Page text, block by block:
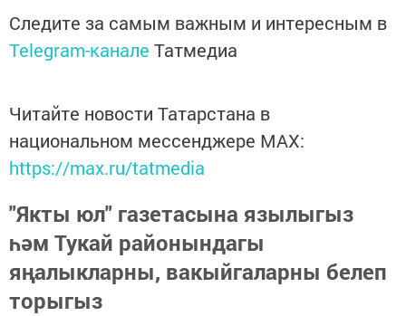
Следите за самым важным и интересным в
Telegram-канале Татмедиа
Читайте новости Татарстана в
национальном мессенджере MАХ:
https://max.ru/tatmedia
"Якты юл" газетасына язылыгыз
һәм Тукай районындагы
яңалыкларны, вакыйгаларны белеп
торыгыз